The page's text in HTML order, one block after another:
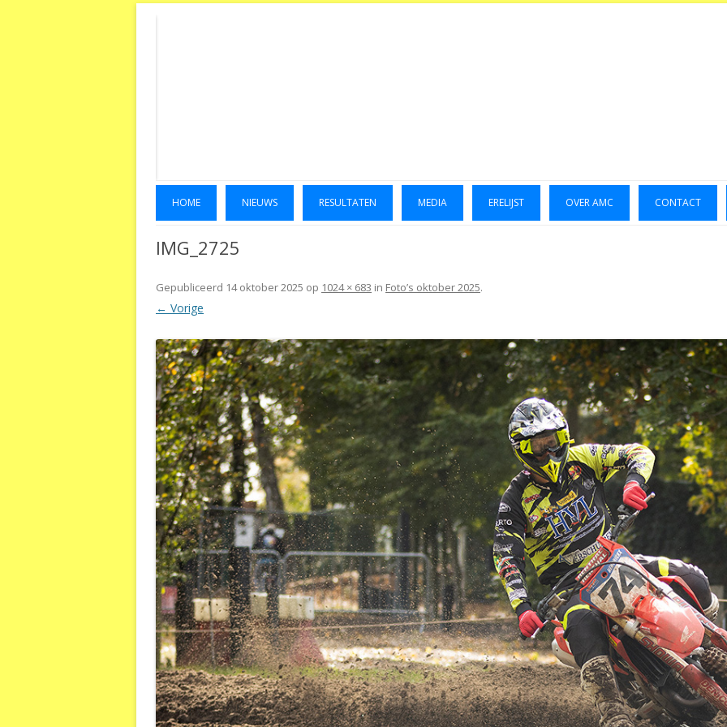
HOME NIEUWS RESULTATEN MEDIA
FOTO’S OKTOBER 2023
FOTO’S SEPTEMBER 2024
FOTO’S MAART 2025
FOTO’S OKTOBER 2025
ERELIJST OVER AMC CONTACT
IMG_2725
Gepubliceerd 14 oktober 2025 op 1024 × 683 in Foto’s oktober 2025.
← Vorige